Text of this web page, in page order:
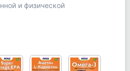
и физической